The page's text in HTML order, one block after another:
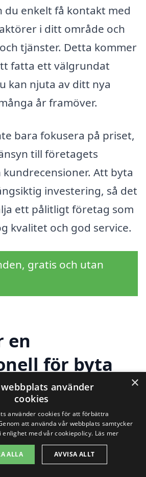
du enkelt få kontakt med
i ditt område och
tjänster. Detta kommer
fatta ett välgrundat
kan njuta av ditt nya
år framöver.
bara fokusera på priset,
till företagets
Att byta
investering, så det
ett pålitligt företag som
kvalitet och god service.
gratis och utan
en
för byta
städer
i Sövde kan verka som en
×
använder
cookies
använder cookies för att förbättra
att använda vår webbplats samtycker
med vår cookiepolicy. Läs mer
ALLA AVVISA ALLT